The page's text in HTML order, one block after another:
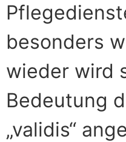
besonders
wieder wird
Bedeutung
„validis“